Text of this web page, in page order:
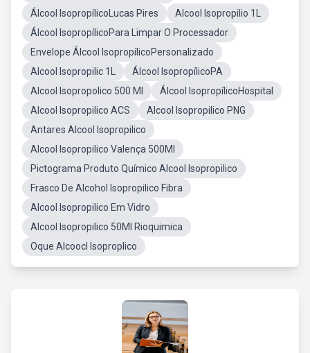
Álcool IsopropílicoLucas Pires
Alcool Isopropilio 1L
Álcool IsopropílicoPara Limpar O Processador
Envelope Álcool IsopropílicoPersonalizado
Alcool Isopropilic 1L
Álcool IsopropílicoPA
Alcool Isopropolico 500 Ml
Álcool IsopropílicoHospital
Alcool Isopropilico ACS
Alcool Isopropilico PNG
Antares Alcool Isopropilico
Alcool Isopropilico Valença 500Ml
Pictograma Produto Químico Alcool Isopropilico
Frasco De Alcohol Isopropilico Fibra
Alcool Isopropilico Em Vidro
Alcool Isopropilico 50Ml Rioquimica
Oque Alcoocl Isoproplico